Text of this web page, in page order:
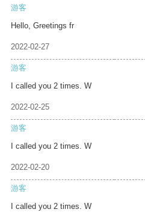
游客
Hello, Greetings fr
2022-02-27
游客
I called you 2 times. W
2022-02-25
游客
I called you 2 times. W
2022-02-20
游客
I called you 2 times. W